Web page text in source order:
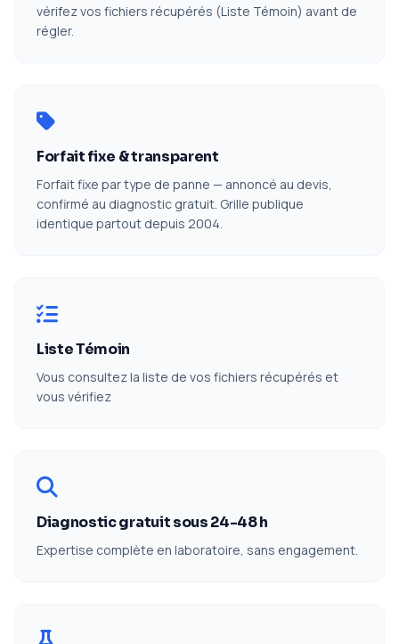
vérifez vos fichiers récupérés (Liste Témoin) avant de
régler.
Forfait fixe & transparent
Forfait fixe par type de panne — annoncé au devis,
confirmé au diagnostic gratuit. Grille publique
identique partout depuis 2004.
Liste Témoin
Vous consultez la liste de vos fichiers récupérés et
vous vérifiez
Diagnostic gratuit sous 24-48 h
Expertise complète en laboratoire, sans engagement.